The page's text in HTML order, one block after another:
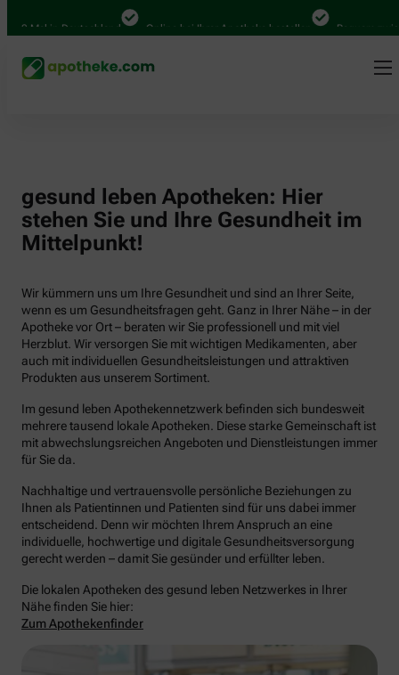
Mal in Deutschland Online bei Ihrer Apotheke bestellen Bequem
gesund leben Apotheken: Hier
stehen Sie und Ihre Gesundheit im
Mittelpunkt!
Wir kümmern uns um Ihre Gesundheit und sind an Ihrer Seite,
wenn es um Gesundheitsfragen geht. Ganz in Ihrer Nähe – in der
Apotheke vor Ort – beraten wir Sie professionell und mit viel
Herzblut. Wir versorgen Sie mit wichtigen Medikamenten, aber
auch mit individuellen Gesundheitsleistungen und attraktiven
Produkten aus unserem Sortiment.
Im gesund leben Apothekennetzwerk befinden sich bundesweit
mehrere tausend lokale Apotheken. Diese starke Gemeinschaft ist
mit abwechslungsreichen Angeboten und Dienstleistungen immer
für Sie da.
Nachhaltige und vertrauensvolle persönliche Beziehungen zu
Ihnen als Patientinnen und Patienten sind für uns dabei immer
entscheidend. Denn wir möchten Ihrem Anspruch an eine
individuelle, hochwertige und digitale Gesundheitsversorgung
gerecht werden – damit Sie gesünder und erfüllter leben.
Die lokalen Apotheken des gesund leben Netzwerkes in Ihrer
Nähe finden Sie hier:
Zum Apothekenfinder